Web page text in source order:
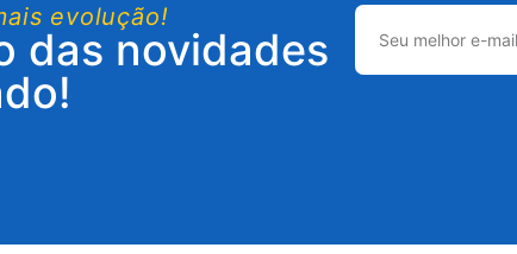
evolução!
das novidades